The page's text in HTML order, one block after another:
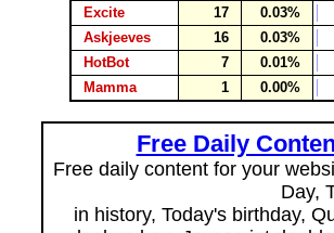
Excite
17
0.03%
Askjeeves
16
0.03%
HotBot
7
0.01%
Mamma
1 0.00%
Free Daily
Free daily content for your
Day,
in history, Today's birthday,